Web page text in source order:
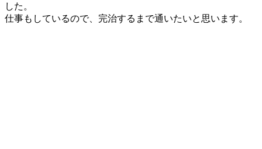
した。
仕事もしているので、完治するまで通いたいと思います。